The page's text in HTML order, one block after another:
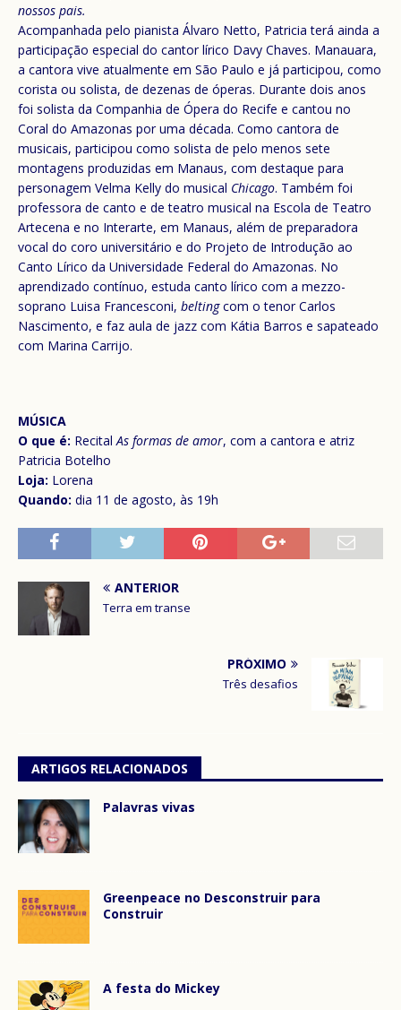
nossos pais.
Acompanhada pelo pianista Álvaro Netto, Patricia terá ainda a
participação especial do cantor lírico Davy Chaves. Manauara,
a cantora vive atualmente em São Paulo e já participou, como
corista ou solista, de dezenas de óperas. Durante dois anos
foi solista da Companhia de Ópera do Recife e cantou no
Coral do Amazonas por uma década. Como cantora de
musicais, participou como solista de pelo menos sete
montagens produzidas em Manaus, com destaque para
personagem Velma Kelly do musical Chicago. Também foi
professora de canto e de teatro musical na Escola de Teatro
Artecena e no Interarte, em Manaus, além de preparadora
vocal do coro universitário e do Projeto de Introdução ao
Canto Lírico da Universidade Federal do Amazonas. No
aprendizado contínuo, estuda canto lírico com a mezzo-
soprano Luisa Francesconi, beltingcom o tenor Carlos
Nascimento, e faz aula de jazz com Kátia Barros e sapateado
com Marina Carrijo.
MÚSICA
O que é: Recital As formas de amor, com a cantora e atriz
Patricia Botelho
Loja: Lorena
Quando: dia 11 de agosto, às 19h
ANTERIOR
Terra em transe
PRÓXIMO
Três desafios
ARTIGOS RELACIONADOS
Palavras vivas
Greenpeace no Desconstruir para
Construir
A festa do Mickey